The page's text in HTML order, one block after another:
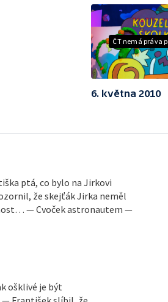
ČT nemá práva
6. května 2010
ptá, co bylo na Jirkovi
že skejťák Jirka neměl
— Cvoček astronautem —
ošklivé je být